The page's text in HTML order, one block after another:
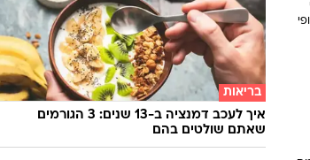
יופי
בריאות
איך לעכב דמנציה ב-13 שנים: 3 הגורמים
שאתם שולטים בהם